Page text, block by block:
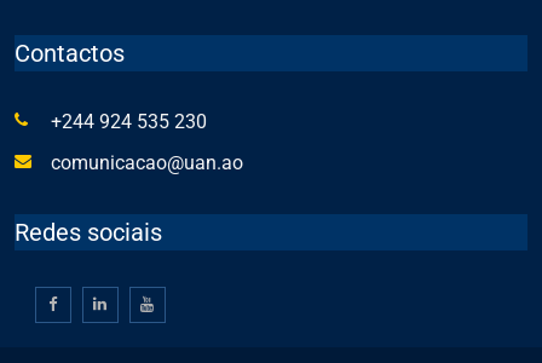
Contactos
+244 924 535 230
comunicacao@uan.ao
Redes sociais